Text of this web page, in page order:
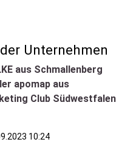
Unternehmen
aus Schmallenberg
apomap aus
Club Südwestfalen
10:24